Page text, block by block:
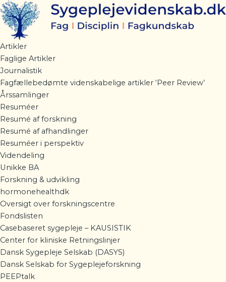
Gå
til
indholdet
Artikler
Faglige Artikler
Journalistik
Fagfællebedømte videnskabelige artikler ‘Peer Review’
Årssamlinger
Resuméer
Resumé af forskning
Resumé af afhandlinger
Resuméer i perspektiv
Videndeling
Unikke BA
Forskning & udvikling
hormonehealthdk
Oversigt over forskningscentre
Fondslisten
Casebaseret sygepleje – KAUSISTIK
Center for kliniske Retningslinjer
Dansk Sygepleje Selskab (DASYS)
Dansk Selskab for Sygeplejeforskning
PEEPtalk
PLUSmedlem
kvartal
antal